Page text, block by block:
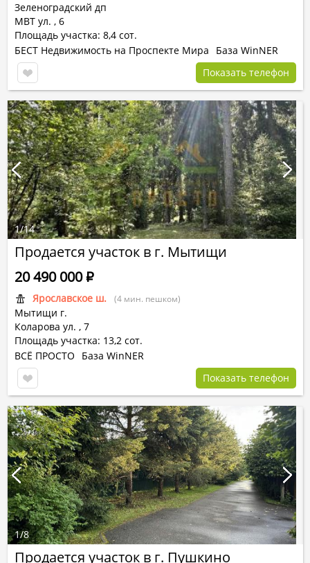
Зеленоградский дп
МВТ ул. , 6
Площадь участка: 8,4 сот.
БЕСТ Недвижимость на Проспекте Мира
База WinNER
Показать телефон
Продается участок в г. Мытищи
Ярославское ш. (4 мин. пешком)
Мытищи г.
Коларова ул. , 7
Площадь участка: 13,2 сот.
20 490 000Р
ВСЁ ПРОСТО
База WinNER
Показать телефон
1/14
Продается участок в г. Пушкино
1/8